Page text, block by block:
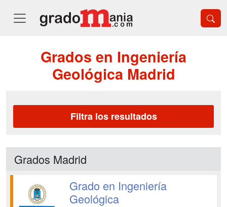
Grados en Ingeniería
Geológica Madrid
Filtra los resultados
Grados Madrid
Grado en Ingeniería
Geológica